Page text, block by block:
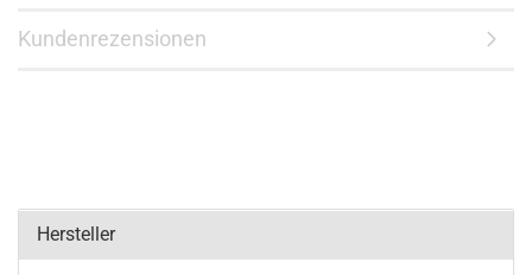
Kundenrezensionen
Hersteller